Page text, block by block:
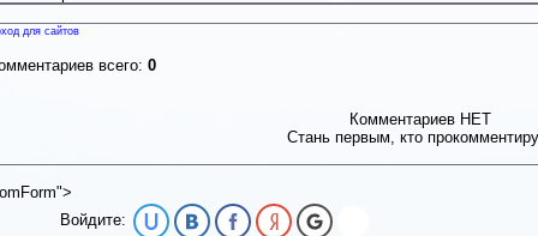
для сайтов
всего: 0
Комментариев НЕТ
Стань первым, кто
Войдите: